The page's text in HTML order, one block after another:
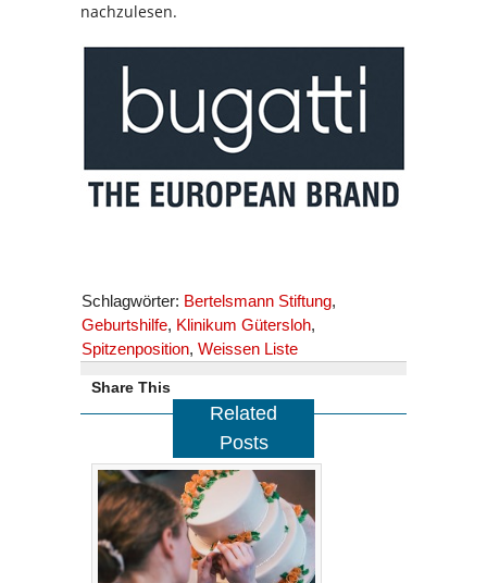
nachzulesen.
Schlagwörter: Bertelsmann Stiftung,
Geburtshilfe, Klinikum Gütersloh,
Spitzenposition, Weissen Liste
Share This
Related
Posts